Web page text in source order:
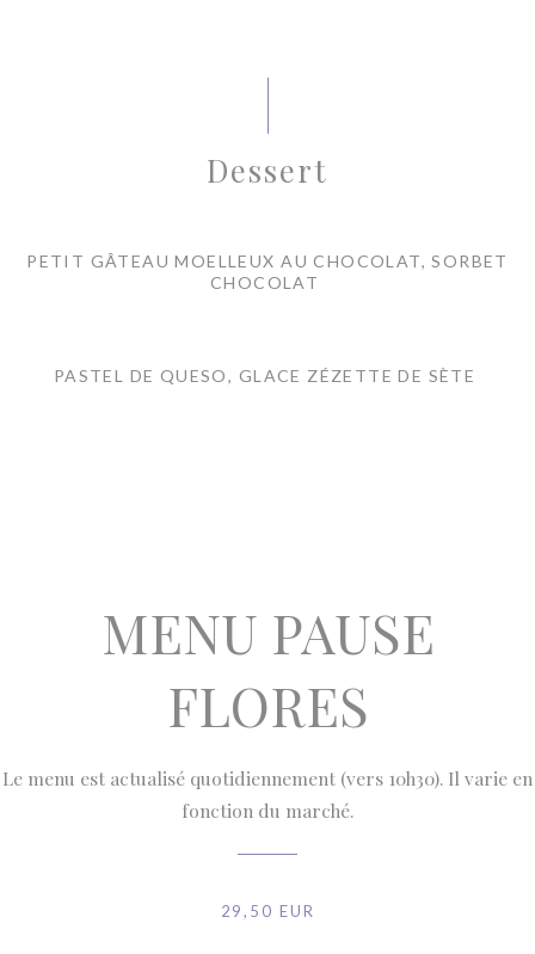
Dessert
PETIT GÂTEAU MOELLEUX AU CHOCOLAT, SORBET
CHOCOLAT
PASTEL DE QUESO, GLACE ZÉZETTE DE SÈTE
MENU PAUSE
FLORES
Le menu est actualisé quotidiennement (vers 10h30). Il varie en
fonction du marché.
29,50 EUR